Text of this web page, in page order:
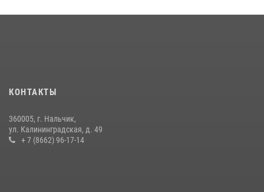
В Кабардино-Балкарии росгвардейцы организовали памятную
встречу, посвященную генералу армии Ивану Яковлеву
КОНТАКТЫ
360005, г. Нальчик,
ул. Калининградская, д. 49
+ 7 (8662) 96-17-14